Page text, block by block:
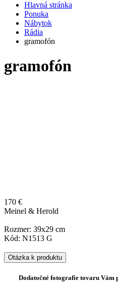
Hlavná stránka
Ponuka
Nábytok
Rádia
gramofón
gramofón
170 €
Meinel & Herold
Rozmer: 39x29 cm
Kód: N1513 G
Otázka k produktu
Dodatočné fotografie tovaru Vám